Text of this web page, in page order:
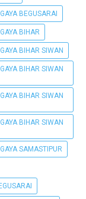
BEGUSARAI
BIHAR
BIHAR SIWAN
BIHAR SIWAN
BIHAR SIWAN
BIHAR SIWAN
SAMASTIPUR